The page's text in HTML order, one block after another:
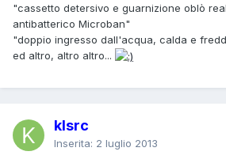
"cassetto detersivo e guarnizione oblò
antibatterico Microban"
"doppio ingresso dall'acqua, calda e
ed altro, altro altro...
klsrc
Inserita: 2 luglio 2013